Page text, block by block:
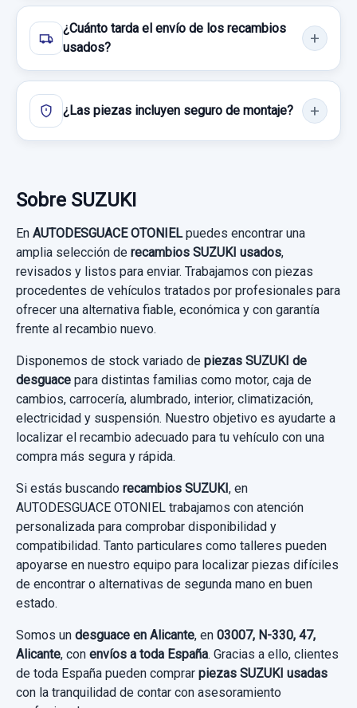
¿Cuánto tarda el envío de los recambios
usados?
¿Las piezas incluyen seguro de montaje?
Sobre SUZUKI
En AUTODESGUACE OTONIELpuedes encontrar una
amplia selección de recambios SUZUKI usados,
revisados y listos para enviar. Trabajamos con piezas
procedentes de vehículos tratados por profesionales para
ofrecer una alternativa fiable, económica y con garantía
frente al recambio nuevo.
Disponemos de stock variado de piezas SUZUKI de
desguace para distintas familias como motor, caja de
cambios, carrocería, alumbrado, interior, climatización,
electricidad y suspensión. Nuestro objetivo es ayudarte a
localizar el recambio adecuado para tu vehículo con una
compra más segura y rápida.
Si estás buscando recambios SUZUKI, en
AUTODESGUACE OTONIEL trabajamos con atención
personalizada para comprobar disponibilidad y
compatibilidad. Tanto particulares como talleres pueden
apoyarse en nuestro equipo para localizar piezas difíciles
de encontrar o alternativas de segunda mano en buen
estado.
Somos un desguace en Alicante, en 03007, N-330, 47,
Alicante, con envíos a toda España. Gracias a ello, clientes
de toda España pueden comprar piezas SUZUKI usadas
con la tranquilidad de contar con asesoramiento